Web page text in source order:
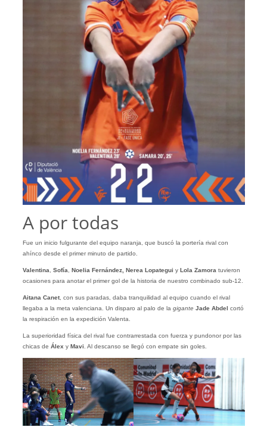
A por todas
Fue un inicio fulgurante del equipo naranja, que buscó la portería rival con
ahínco desde el primer minuto de partido.
Valentina Sofía Noelia Fernández, Nerea Lopategui y Lola Zamora tuvieron
ocasiones para anotar el primer gol de la historia de nuestro combinado sub-12.
Aitana Canet, con sus paradas, daba tranquilidad al equipo cuando el rival
llegaba a la meta valenciana. Un disparo al palo de la gigante Jade Abdel cortó
la respiración en la expedición Valenta.
La superioridad física del rival fue contrarrestada con fuerza y pundonor por las
chicas de Álex y Mavi . Al descanso se llegó con empate sin goles.